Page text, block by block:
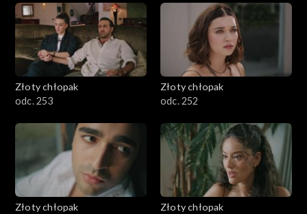
Złoty chłopak
odc. 253
Złoty chłopak
odc. 252
Złoty chłopak
Złoty chłopak